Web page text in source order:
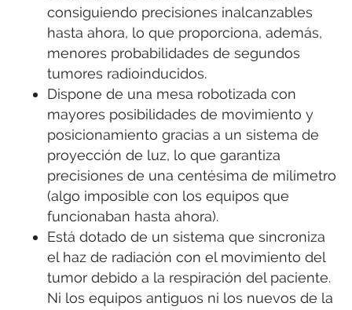
consiguiendo precisiones inalcanzables
hasta ahora, lo que proporciona, además,
menores probabilidades de segundos
tumores radioinducidos.
Dispone de una mesa robotizada con
mayores posibilidades de movimiento y
posicionamiento gracias a un sistema de
proyección de luz, lo que garantiza
precisiones de una centésima de milímetro
(algo imposible con los equipos que
funcionaban hasta ahora).
Está dotado de un sistema que sincroniza
el haz de radiación con el movimiento del
tumor debido a la respiración del paciente.
Ni los equipos antiguos ni los nuevos de la